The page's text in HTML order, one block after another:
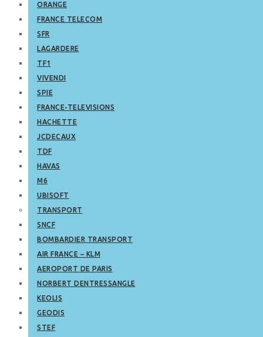
ORANGE
FRANCE TELECOM
SFR
LAGARDERE
TF1
VIVENDI
SPIE
FRANCE-TELEVISIONS
HACHETTE
JCDECAUX
TDF
HAVAS
M6
UBISOFT
TRANSPORT
SNCF
BOMBARDIER TRANSPORT
AIR FRANCE – KLM
AEROPORT DE PARIS
NORBERT DENTRESSANGLE
KEOLIS
GEODIS
STEF